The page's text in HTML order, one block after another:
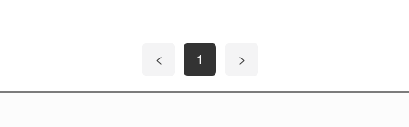
< 1 >